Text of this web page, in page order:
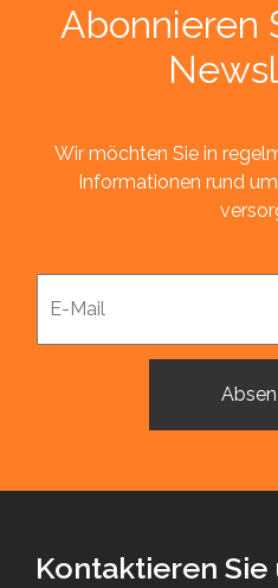
Abonnieren
Wir möchten Sie in
Informationen rund
Kontaktieren Sie